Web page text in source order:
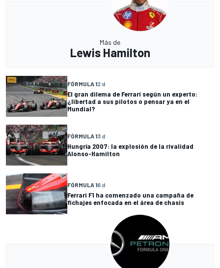
Más de
Lewis Hamilton
FÓRMULA 12 d
El gran dilema de Ferrari según un experto:
¿libertad a sus pilotos o pensar ya en el
Mundial?
FÓRMULA 13 d
Hungría 2007: la explosión de la rivalidad
Alonso-Hamilton
FÓRMULA 16 d
Ferrari F1 ha comenzado una campaña de
fichajes enfocada en el área de chasis